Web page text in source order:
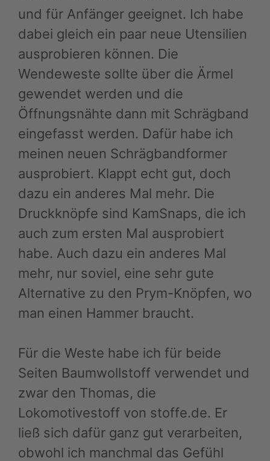
und für Anfänger geeignet. Ich habe
dabei gleich ein paar neue Utensilien
ausprobieren können. Die
Wendeweste sollte über die Ärmel
gewendet werden und die
Öffnungsnähte dann mit Schrägband
eingefasst werden. Dafür habe ich
meinen neuen Schrägbandformer
ausprobiert. Klappt echt gut, doch
dazu ein anderes Mal mehr. Die
Druckknöpfe sind KamSnaps, die ich
auch zum ersten Mal ausprobiert
habe. Auch dazu ein anderes Mal
mehr, nur soviel, eine sehr gute
Alternative zu den Prym-Knöpfen, wo
man einen Hammer braucht.
Für die Weste habe ich für beide
Seiten Baumwollstoff verwendet und
zwar den Thomas, die
Lokomotivestoff von stoffe.de. Er
ließ sich dafür ganz gut verarbeiten,
obwohl ich manchmal das Gefühl